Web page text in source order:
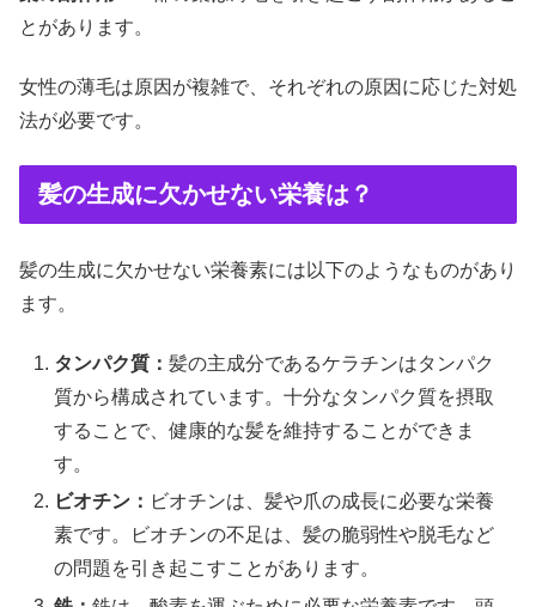
とがあります。
女性の薄毛は原因が複雑で、それぞれの原因に応じた対処
法が必要です。
髪の生成に欠かせない栄養は？
髪の生成に欠かせない栄養素には以下のようなものがあり
ます。
タンパク質：髪の主成分であるケラチンはタンパク
質から構成されています。十分なタンパク質を摂取
することで、健康的な髪を維持することができま
す。
ビオチン： ビオチンは、髪や爪の成長に必要な栄養
素です。ビオチンの不足は、髪の脆弱性や脱毛など
の問題を引き起こすことがあります。